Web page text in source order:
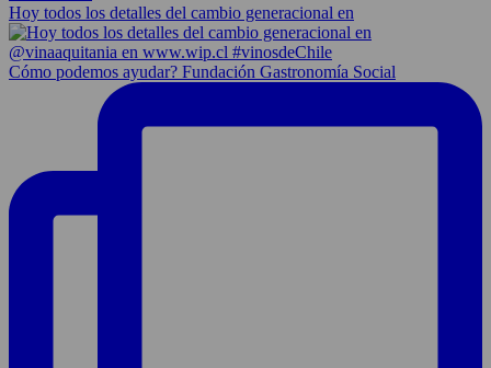
Hoy todos los detalles del cambio generacional en
Cómo podemos ayudar? Fundación Gastronomía Social